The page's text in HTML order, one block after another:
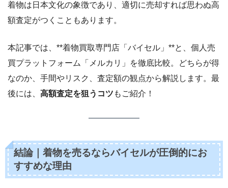
着物は日本文化の象徴であり、適切に売却すれば思わぬ高
額査定がつくこともあります。
本記事では、**着物買取専門店「バイセル」**と、個人売
買プラットフォーム「メルカリ」を徹底比較。どちらが得
なのか、手間やリスク、査定額の観点から解説します。最
後には、 高額査定を狙うコツ もご紹介！
結論｜着物を売るならバイセルが圧倒的にお
すすめな理由